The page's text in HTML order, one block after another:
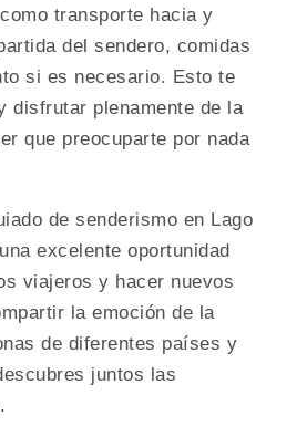
transporte hacia y
del sendero, comidas
si es necesario. Esto te
disfrutar plenamente de la
que preocuparte por nada
de senderismo en Lago
excelente oportunidad
viajeros y hacer nuevos
la emoción de la
de diferentes países y
juntos las